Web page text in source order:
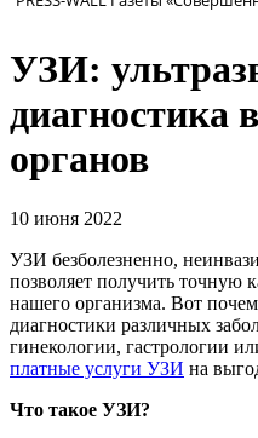
УЗИ:
диагностика
органов
10 июня 2022
УЗИ безболезненно,
позволяет получить точную
нашего организма. Вот
диагностики различных
гинекологии, гастрологии
платные услуги УЗИ на
Что такое УЗИ?